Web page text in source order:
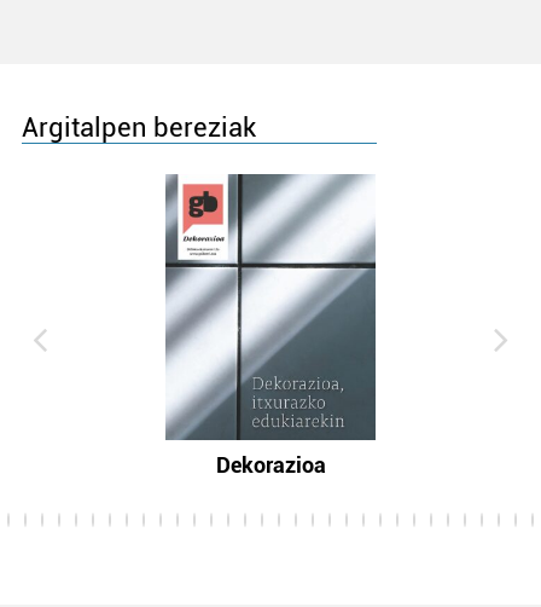
Argitalpen bereziak
Dekorazioa